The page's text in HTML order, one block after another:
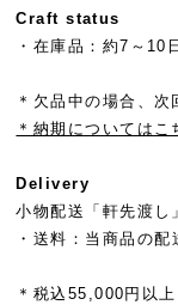
Craft status
・在庫品：約7～10
＊欠品中の場合、次
＊納期についてはこ
Delivery
小物配送「軒先渡し
・送料： 当商品の配
＊税込55,000円以